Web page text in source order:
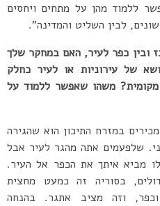
ללמוד מהן על מתחים ויחסים
לבין השליט והמדינה”.
ובין כפר לעיר, האם במחקר שלך
של עירוניות או לעיר כחלק
מקומית? משהו שאפשר ללמוד על
במזרח התיכון הוא שהגירה
שלפעמים אתה מהגר לעיר אבל
מביא איתך את הכפר אל העיר.
בסוריה זה כמעט מחצית
וכפר, וזה מציב אתגר. בהנחה